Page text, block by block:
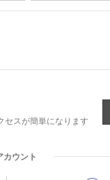
セスが簡単になります
カウント